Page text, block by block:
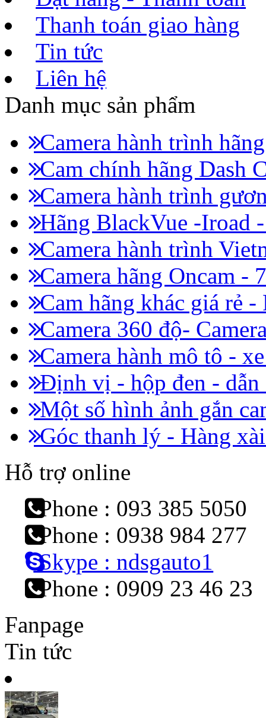
Thanh toán giao hàng
Tin tức
Liên hệ
Danh mục sản phẩm
Camera hành trình
Cam chính hãng Dash
Camera hành trình
Hãng BlackVue -Iroad
Camera hành trình
Camera hãng Oncam -
Cam hãng khác giá rẻ -
Camera 360 độ-
Camera hành mô tô -
Định vị - hộp đen - dẫn
Một số hình ảnh gắn
Góc thanh lý - Hàng
Hỗ trợ online
Phone : 093 385 5050
Phone : 0938 984 277
Skype : ndsgauto1
Phone : 0909 23 46 23
Fanpage
Tin tức